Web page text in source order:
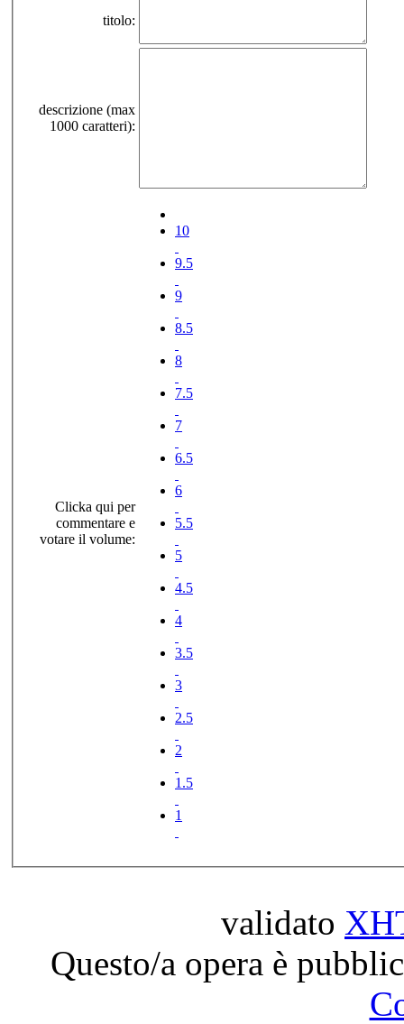
titolo:
descrizione (max
1000 caratteri):
Clicka qui per
commentare e
votare il volume:
10
9.5
9
8.5
8
7.5
7
6.5
6
5.5
5
4.5
4
3.5
3
2.5
2
1.5
1
validato
Questo/a opera è